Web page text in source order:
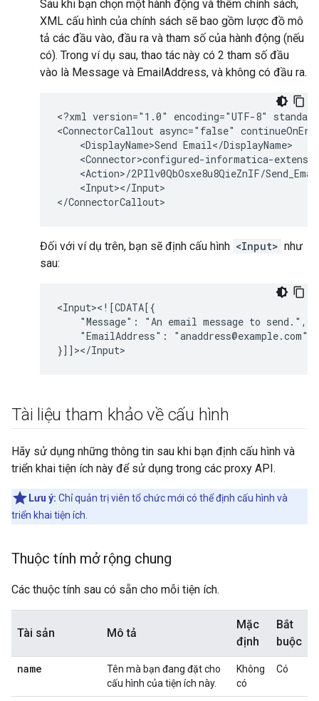
Sau khi bạn chọn một hành động và thêm chính sách,
XML cấu hình của chính sách sẽ bao gồm lược đồ mô
tả các đầu vào, đầu ra và tham số của hành động (nếu
có). Trong ví dụ sau, thao tác này có 2 tham số đầu
vào là Message và EmailAddress, và không có đầu ra.
<?xml version="1.0" encoding="UTF-8"
<ConnectorCallout async="false"
<DisplayName>Send
<Input></Input>
Đối với ví dụ trên, bạn sẽ định cấu hình <Input> như
sau:
"Message":
"An email message to
"EmailAddress":
"anaddress@example.com"
Tài liệu tham khảo về cấu hình
Hãy sử dụng những thông tin sau khi bạn định cấu hình và
triển khai tiện ích này để sử dụng trong các proxy API.
Lưu ý: Chỉ quản trị viên tổ chức mới có thể định cấu hình và
triển khai tiện ích.
Thuộc tính mở rộng chung
Các thuộc tính sau có sẵn cho mỗi tiện ích.
Tài sản Mô tả
Mặc
định
Bắt
buộc
name
Tên mà bạn đang đặt cho
cấu hình của tiện ích này.
Không
có
Có